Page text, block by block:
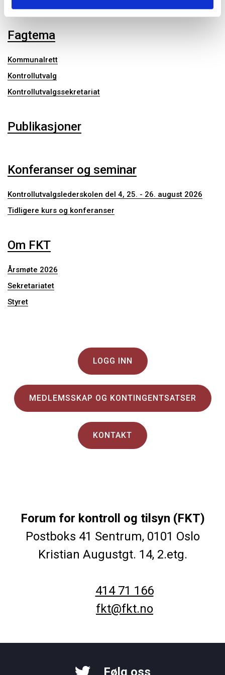
Fagtema
Kommunalrett
Kontrollutvalg
Kontrollutvalgssekretariat
Publikasjoner
Konferanser og seminar
Kontrollutvalgslederskolen del 4, 25. - 26. august 2026
Tidligere kurs og konferanser
Om FKT
Årsmøte 2026
Sekretariatet
Styret
LOGG INN
MEDLEMSSKAP OG KONTINGENTSATSER
KONTAKT
Forum for kontroll og tilsyn (FKT)
Postboks 41 Sentrum, 0101 Oslo
Kristian Augustgt. 14, 2.etg.
414 71 166
fkt@fkt.no
Følg oss